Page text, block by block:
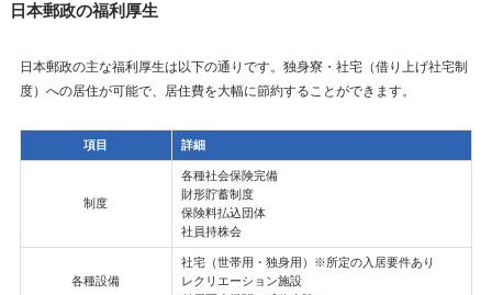
日本郵政の福利厚生
日本郵政の主な福利厚生は以下の通りです。独身寮・社宅（借り上げ社宅制
度）への居住が可能で、居住費を大幅に節約することができます。
項目 詳細
制度
各種社会保険完備
財形貯蓄制度
保険料払込団体
社員持株会
各種設備
社宅（世帯用・独身用）※所定の入居要件あり
レクリエーション施設